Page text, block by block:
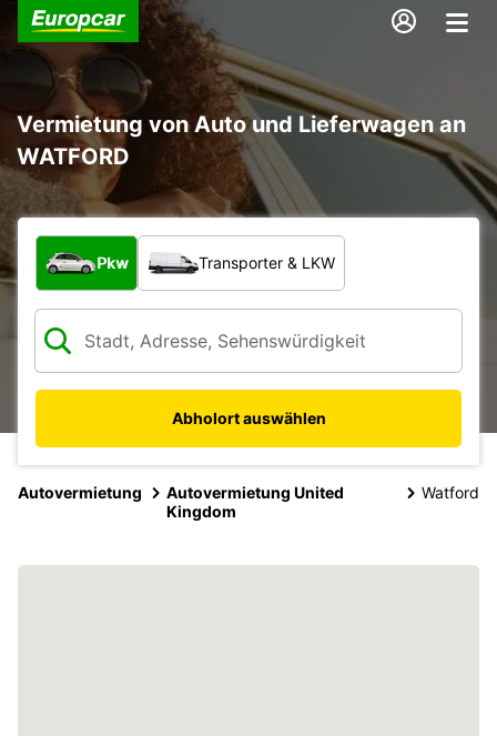
Vermietung von Auto und Lieferwagen an
WATFORD
Welche Art von Fahrzeug?
Pkw Transporter & LKW
Abholort auswählen
Autovermietung
Autovermietung United
Kingdom
Watford